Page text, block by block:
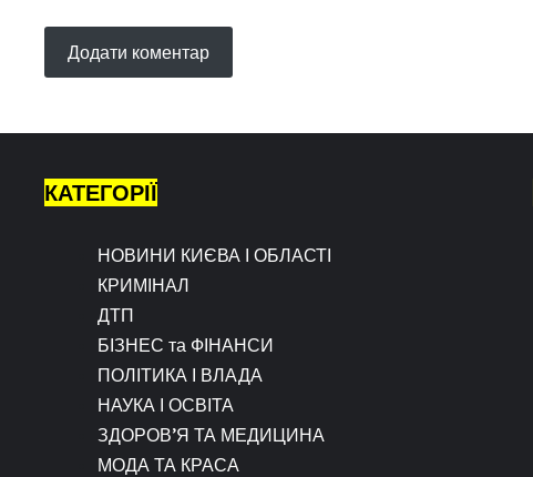
КАТЕГОРІЇ
НОВИНИ КИЄВА І ОБЛАСТІ
КРИМІНАЛ
ДТП
БІЗНЕС та ФІНАНСИ
ПОЛІТИКА І ВЛАДА
НАУКА І ОСВІТА
ЗДОРОВ’Я ТА МЕДИЦИНА
МОДА ТА КРАСА